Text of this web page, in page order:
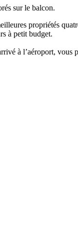
sur le balcon.
propriétés
à petit budget.
à l’aéroport,